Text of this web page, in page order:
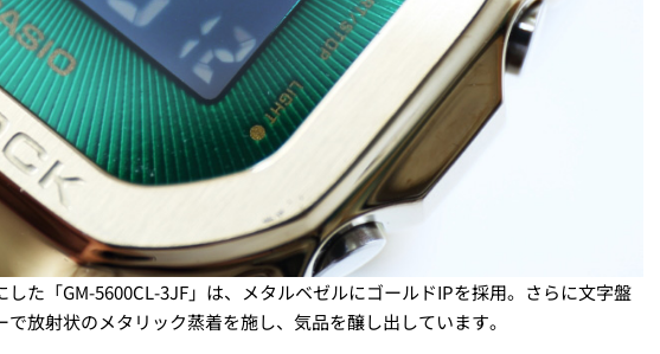
た「GM-5600CL-3JF」は、メタルベゼルにゴールドIPを採用。さらに文字盤
放射状のメタリック蒸着を施し、気品を醸し出しています。